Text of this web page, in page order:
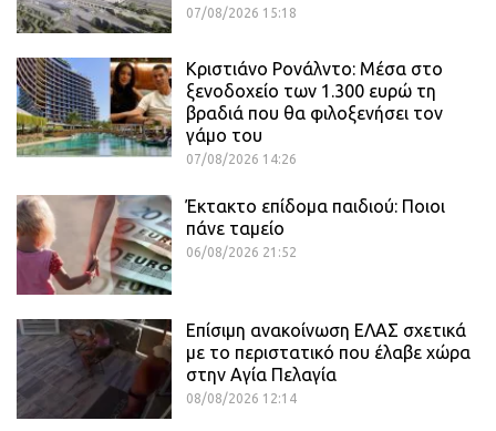
07/08/2026 15:18
Κριστιάνο Ρονάλντο: Μέσα στο
ξενοδοχείο των 1.300 ευρώ τη
βραδιά που θα φιλοξενήσει τον
γάμο του
07/08/2026 14:26
Έκτακτο επίδομα παιδιού: Ποιοι
πάνε ταμείο
06/08/2026 21:52
Επίσιμη ανακοίνωση ΕΛΑΣ σχετικά
με το περιστατικό που έλαβε χώρα
στην Αγία Πελαγία
08/08/2026 12:14